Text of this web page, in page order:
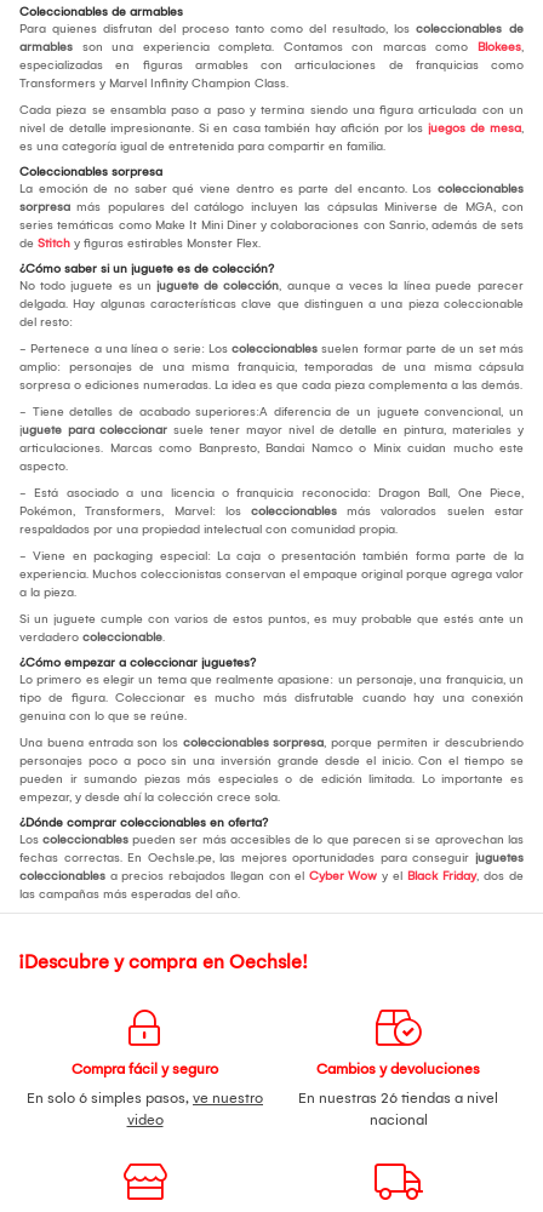
Coleccionables de armables
Para quienes disfrutan del proceso tanto como del resultado, los coleccionables de
armables son una experiencia completa. Contamos con marcas como Blokees,
especializadas en figuras armables con articulaciones de franquicias como
Transformers y Marvel Infinity Champion Class.
Cada pieza se ensambla paso a paso y termina siendo una figura articulada con un
nivel de detalle impresionante. Si en casa también hay afición por los juegos de mesa,
es una categoría igual de entretenida para compartir en familia.
Coleccionables sorpresa
La emoción de no saber qué viene dentro es parte del encanto. Los coleccionables
sorpresa más populares del catálogo incluyen las cápsulas Miniverse de MGA, con
series temáticas como Make It Mini Diner y colaboraciones con Sanrio, además de sets
de Stitch y figuras estirables Monster Flex.
¿Cómo saber si un juguete es de colección?
No todo juguete es un juguete de colección, aunque a veces la línea puede parecer
delgada. Hay algunas características clave que distinguen a una pieza coleccionable
del resto:
- Pertenece a una línea o serie: Los coleccionables suelen formar parte de un set más
amplio: personajes de una misma franquicia, temporadas de una misma cápsula
sorpresa o ediciones numeradas. La idea es que cada pieza complementa a las demás.
- Tiene detalles de acabado superiores:A diferencia de un juguete convencional, un
juguete para coleccionar suele tener mayor nivel de detalle en pintura, materiales y
articulaciones. Marcas como Banpresto, Bandai Namco o Minix cuidan mucho este
aspecto.
- Está asociado a una licencia o franquicia reconocida: Dragon Ball, One Piece,
Pokémon, Transformers, Marvel: los coleccionables más valorados suelen estar
respaldados por una propiedad intelectual con comunidad propia.
- Viene en packaging especial: La caja o presentación también forma parte de la
experiencia. Muchos coleccionistas conservan el empaque original porque agrega valor
a la pieza.
Si un juguete cumple con varios de estos puntos, es muy probable que estés ante un
verdadero coleccionable.
¿Cómo empezar a coleccionar juguetes?
Lo primero es elegir un tema que realmente apasione: un personaje, una franquicia, un
tipo de figura. Coleccionar es mucho más disfrutable cuando hay una conexión
genuina con lo que se reúne.
Una buena entrada son los coleccionables sorpresa, porque permiten ir descubriendo
personajes poco a poco sin una inversión grande desde el inicio. Con el tiempo se
pueden ir sumando piezas más especiales o de edición limitada. Lo importante es
empezar, y desde ahí la colección crece sola.
¿Dónde comprar coleccionables en oferta?
Los coleccionables pueden ser más accesibles de lo que parecen si se aprovechan las
fechas correctas. En Oechsle.pe, las mejores oportunidades para conseguir juguetes
coleccionables a precios rebajados llegan con el Cyber Wow y el Black Friday, dos de
las campañas más esperadas del año.
¡Descubre y compra en Oechsle!
Compra fácil y seguro
En solo 6 simples pasos, ve nuestro
video
Cambios y devoluciones
En nuestras 26 tiendas a nivel
nacional